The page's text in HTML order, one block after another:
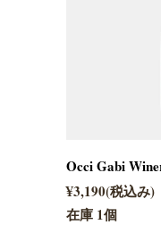
Occi Gabi
¥3,190(税込み)
在庫 1個